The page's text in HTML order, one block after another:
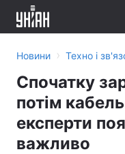
Новини › Техно і
Спочатку
потім
експерти
важливо